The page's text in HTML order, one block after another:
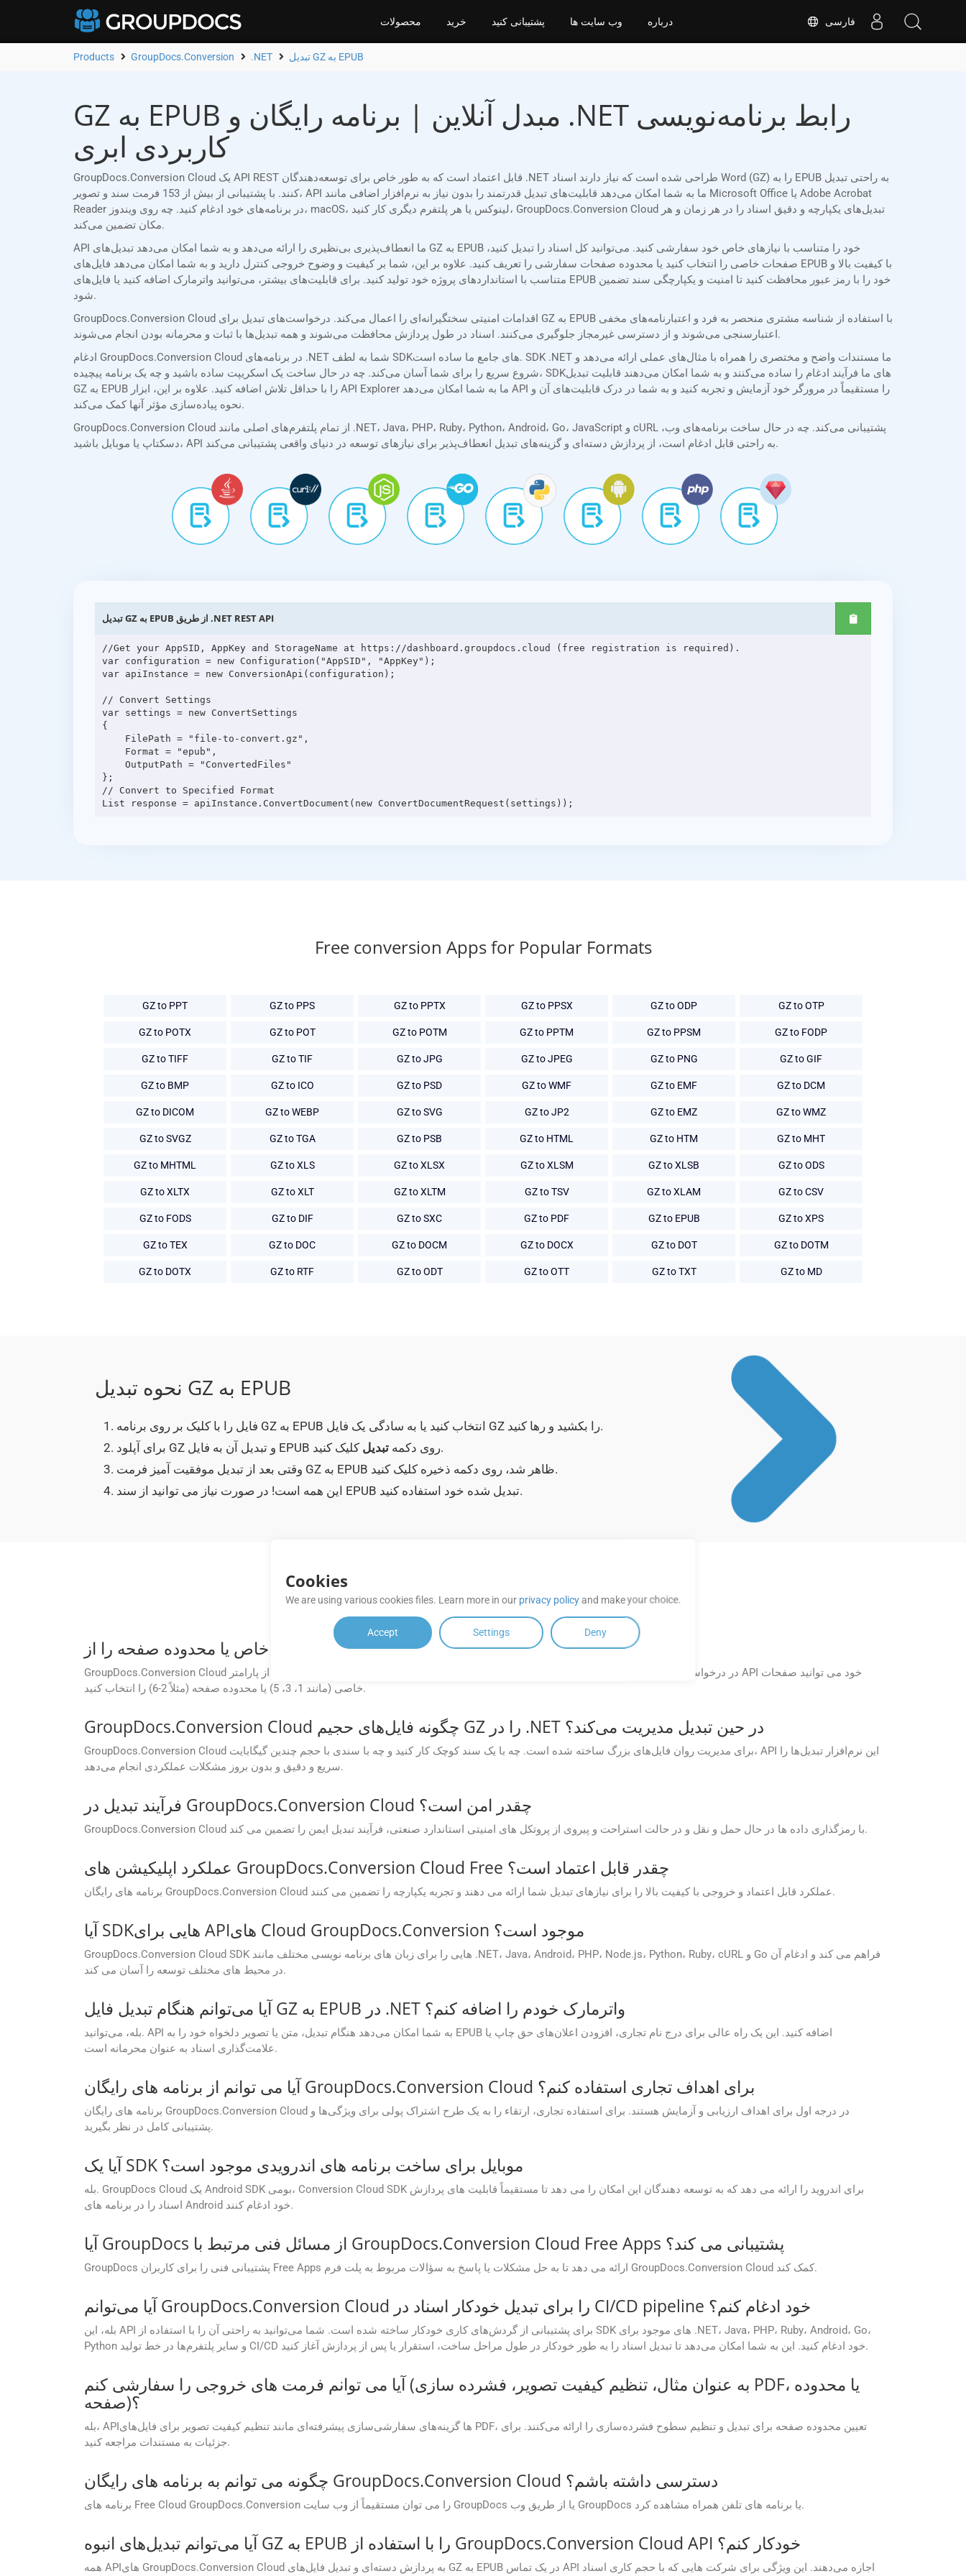
فارسی محصولات خرید پشتیبانی کنید وب سایت ها درباره
Products GroupDocs.Conversion .NET تبدیل GZ به EPUB
GZ به EPUB مبدل آنلاین | برنامه رایگان و .NET رابط برنامه‌نویسی
کاربردی ابری
GroupDocs.Conversion Cloud یک API REST قابل اعتماد است که به طور خاص برای توسعه‌دهندگان .NET طراحی شده است که نیاز دارند اسناد Word (GZ) را به EPUB به راحتی تبدیل
کنند. با پشتیبانی از بیش از 153 فرمت سند و تصویر، API ما به شما امکان می‌دهد قابلیت‌های تبدیل قدرتمند را بدون نیاز به نرم‌افزار اضافی مانند Microsoft Office یا Adobe Acrobat
Reader در برنامه‌های خود ادغام کنید. چه روی ویندوز، macOS، لینوکس یا هر پلتفرم دیگری کار کنید، GroupDocs.Conversion Cloud تبدیل‌های یکپارچه و دقیق اسناد را در هر زمان و هر
مکان تضمین می‌کند.
API ما انعطاف‌پذیری بی‌نظیری را ارائه می‌دهد و به شما امکان می‌دهد تبدیل‌های GZ به EPUB خود را متناسب با نیازهای خاص خود سفارشی کنید. می‌توانید کل اسناد را تبدیل کنید،
صفحات خاصی را انتخاب کنید یا محدوده صفحات سفارشی را تعریف کنید. علاوه بر این، شما بر کیفیت و وضوح خروجی کنترل دارید و به شما امکان می‌دهد فایل‌های EPUB با کیفیت بالا و
متناسب با استانداردهای پروژه خود تولید کنید. برای قابلیت‌های بیشتر، می‌توانید واترمارک اضافه کنید یا فایل‌های EPUB خود را با رمز عبور محافظت کنید تا امنیت و یکپارچگی سند تضمین
شود.
GroupDocs.Conversion Cloud اقدامات امنیتی سختگیرانه‌ای را اعمال می‌کند. درخواست‌های تبدیل برای GZ به EPUB با استفاده از شناسه مشتری منحصر به فرد و اعتبارنامه‌های مخفی
اعتبارسنجی می‌شوند و از دسترسی غیرمجاز جلوگیری می‌کنند. اسناد در طول پردازش محافظت می‌شوند و همه تبدیل‌ها با ثبات و محرمانه بودن انجام می‌شوند.
ادغام GroupDocs.Conversion Cloud در برنامه‌های .NET شما به لطف SDKهای جامع ما ساده است. SDK .NET ما مستندات واضح و مختصری را همراه با مثال‌های عملی ارائه می‌دهد و
شروع سریع را برای شما آسان می‌کند. چه در حال ساخت یک اسکریپت ساده باشید و چه یک برنامه پیچیده، SDKهای ما فرآیند ادغام را ساده می‌کنند و به شما امکان می‌دهند قابلیت تبدیل
GZ به EPUB را با حداقل تلاش اضافه کنید. علاوه بر این، ابزار API Explorer ما به شما امکان می‌دهد API را مستقیماً در مرورگر خود آزمایش و تجربه کنید و به شما در درک قابلیت‌های آن و
نحوه پیاده‌سازی مؤثر آنها کمک می‌کند.
GroupDocs.Conversion Cloud از تمام پلتفرم‌های اصلی مانند .NET، Java، PHP، Ruby، Python، Android، Go، JavaScript و cURL پشتیبانی می‌کند. چه در حال ساخت برنامه‌های وب،
دسکتاپ یا موبایل باشید، API به راحتی قابل ادغام است، از پردازش دسته‌ای و گزینه‌های تبدیل انعطاف‌پذیر برای نیازهای توسعه در دنیای واقعی پشتیبانی می‌کند.
تبدیل GZ به EPUB از طریق .NET REST API
//Get your AppSID, AppKey and StorageName at https://dashboard.groupdocs.cloud (free registration is required).
var configuration = new Configuration("AppSID", "AppKey");
var apiInstance = new ConversionApi(configuration);
// Convert Settings
var settings = new ConvertSettings
{
};
// Convert to Specified Format
Free conversion Apps for Popular Formats
GZ to PPT GZ to PPS GZ to PPTX GZ to PPSX GZ to ODP GZ to OTP
GZ to POTX GZ to POT GZ to POTM GZ to PPTM GZ to PPSM GZ to FODP
GZ to TIFF GZ to TIF GZ to JPG GZ to JPEG GZ to PNG GZ to GIF
GZ to BMP GZ to ICO GZ to PSD GZ to WMF GZ to EMF GZ to DCM
GZ to DICOM GZ to WEBP GZ to SVG GZ to JP2 GZ to EMZ GZ to WMZ
GZ to SVGZ GZ to TGA GZ to PSB GZ to HTML GZ to HTM GZ to MHT
GZ to MHTML GZ to XLS GZ to XLSX GZ to XLSM GZ to XLSB GZ to ODS
GZ to XLTX GZ to XLT GZ to XLTM GZ to TSV GZ to XLAM GZ to CSV
GZ to FODS GZ to DIF GZ to SXC GZ to PDF GZ to EPUB GZ to XPS
GZ to TEX GZ to DOC GZ to DOCM GZ to DOCX GZ to DOT GZ to DOTM
GZ to DOTX GZ to RTF GZ to ODT GZ to OTT GZ to TXT GZ to MD
نحوه تبدیل GZ به EPUB
فایل را با کلیک بر روی برنامه GZ به EPUB انتخاب کنید یا به سادگی یک فایل GZ را بکشید و رها کنید.
برای آپلود GZ و تبدیل آن به فایل EPUB روی دکمه تبدیل
کلیک کنید.
وقتی بعد از تبدیل موفقیت آمیز فرمت GZ به EPUB ظاهر شد، روی دکمه ذخیره کلیک کنید.
این همه است! در صورت نیاز می توانید از سند EPUB تبدیل شده خود استفاده کنید.
چگونه فقط صفحات خاص یا محدوده صفحه را از GZ به EPUB تبدیل کنم؟
GroupDocs.Conversion Cloud به شما امکان می دهد محدوده صفحه سفارشی را برای تبدیل تعریف کنید. با استفاده از پارامتر Pages در درخواست API خود می توانید صفحات
خاصی (مانند 1، 3، 5) یا محدوده صفحه (مثلاً 2-6) را انتخاب کنید.
GroupDocs.Conversion Cloud چگونه فایل‌های حجیم GZ را در .NET در حین تبدیل مدیریت می‌کند؟
GroupDocs.Conversion Cloud برای مدیریت روان فایل‌های بزرگ ساخته شده است. چه با یک سند کوچک کار کنید و چه با سندی با حجم چندین گیگابایت، API این نرم‌افزار تبدیل‌ها را
سریع و دقیق و بدون بروز مشکلات عملکردی انجام می‌دهد.
فرآیند تبدیل در GroupDocs.Conversion Cloud چقدر امن است؟
GroupDocs.Conversion Cloud با رمزگذاری داده ها در حال حمل و نقل و در حالت استراحت و پیروی از پروتکل های امنیتی استاندارد صنعتی، فرآیند تبدیل ایمن را تضمین می کند.
عملکرد اپلیکیشن های GroupDocs.Conversion Cloud Free چقدر قابل اعتماد است؟
برنامه های رایگان GroupDocs.Conversion Cloud عملکرد قابل اعتماد و خروجی با کیفیت بالا را برای نیازهای تبدیل شما ارائه می دهند و تجربه یکپارچه را تضمین می کنند.
آیا SDKهایی برای APIهای Cloud GroupDocs.Conversion موجود است؟
GroupDocs.Conversion Cloud SDK هایی را برای زبان های برنامه نویسی مختلف مانند .NET، Java، Android، PHP، Node.js، Python، Ruby، cURL و Go فراهم می کند و ادغام آن
در محیط های مختلف توسعه را آسان می کند.
آیا می‌توانم هنگام تبدیل فایل GZ به EPUB در .NET واترمارک خودم را اضافه کنم؟
بله، می‌توانید. API به شما امکان می‌دهد هنگام تبدیل، متن یا تصویر دلخواه خود را به EPUB اضافه کنید. این یک راه عالی برای درج نام تجاری، افزودن اعلان‌های حق چاپ یا
علامت‌گذاری اسناد به عنوان محرمانه است.
آیا می توانم از برنامه های رایگان GroupDocs.Conversion Cloud برای اهداف تجاری استفاده کنم؟
برنامه های رایگان GroupDocs.Conversion Cloud در درجه اول برای اهداف ارزیابی و آزمایش هستند. برای استفاده تجاری، ارتقاء را به یک طرح اشتراک پولی برای ویژگی‌ها و
پشتیبانی کامل در نظر بگیرید.
آیا یک SDK موبایل برای ساخت برنامه های اندرویدی موجود است؟
بله. GroupDocs Cloud یک Android SDK بومی، Conversion Cloud SDK برای اندروید را ارائه می دهد که به توسعه دهندگان این امکان را می دهد تا مستقیماً قابلیت های پردازش
اسناد را در برنامه های Android خود ادغام کنند.
آیا GroupDocs از مسائل فنی مرتبط با GroupDocs.Conversion Cloud Free Apps پشتیبانی می کند؟
GroupDocs پشتیبانی فنی را برای کاربران Free Apps ارائه می دهد تا به حل مشکلات یا پاسخ به سؤالات مربوط به پلت فرم GroupDocs.Conversion Cloud کمک کند.
آیا می‌توانم GroupDocs.Conversion Cloud را برای تبدیل خودکار اسناد در CI/CD pipeline خود ادغام کنم؟
بله، این API برای پشتیبانی از گردش‌های کاری خودکار ساخته شده است. شما می‌توانید به راحتی آن را با استفاده از SDK های موجود برای .NET، Java، PHP، Ruby، Android، Go،
Python و سایر پلتفرم‌ها در خط تولید CI/CD خود ادغام کنید. این به شما امکان می‌دهد تا تبدیل اسناد را به طور خودکار در طول مراحل ساخت، استقرار یا پس از پردازش آغاز کنید.
آیا می توانم فرمت های خروجی را سفارشی کنم (به عنوان مثال، تنظیم کیفیت تصویر، فشرده سازی PDF، یا محدوده
صفحه)؟
بله، APIها گزینه‌های سفارشی‌سازی پیشرفته‌ای مانند تنظیم کیفیت تصویر برای فایل‌های PDF، تعیین محدوده صفحه برای تبدیل و تنظیم سطوح فشرده‌سازی را ارائه می‌کنند. برای
جزئیات به مستندات مراجعه کنید.
چگونه می توانم به برنامه های رایگان GroupDocs.Conversion Cloud دسترسی داشته باشم؟
برنامه های Free Cloud GroupDocs.Conversion را می توان مستقیماً از وب سایت GroupDocs یا از طریق وب GroupDocs یا برنامه های تلفن همراه مشاهده کرد.
آیا می‌توانم تبدیل‌های انبوه GZ به EPUB را با استفاده از GroupDocs.Conversion Cloud API خودکار کنم؟
همه APIهای GroupDocs.Conversion Cloud به پردازش دسته‌ای و تبدیل فایل‌های GZ به EPUB در یک تماس API اجازه می‌دهند. این ویژگی برای شرکت هایی که با حجم کاری اسناد
Cookies
We are using various cookies files. Learn more in our privacy policyand make your choice.
Accept Settings Deny